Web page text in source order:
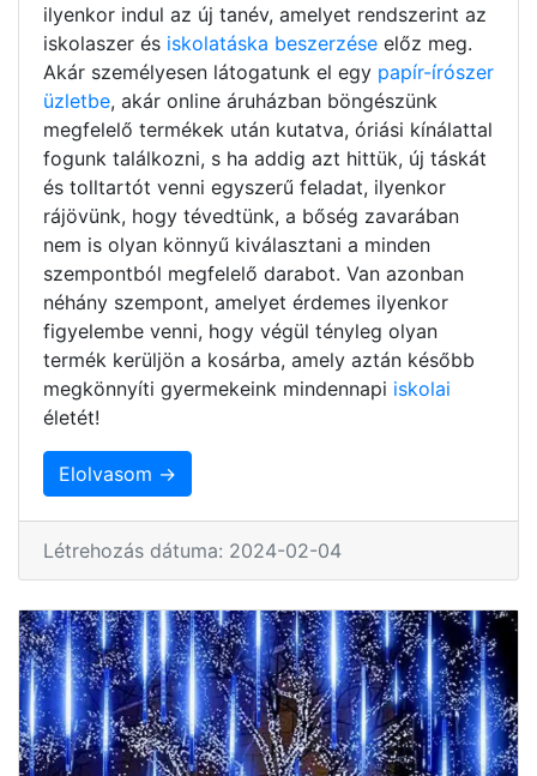
ilyenkor indul az új tanév, amelyet rendszerint az
iskolaszer és iskolatáska beszerzése előz meg.
Akár személyesen látogatunk el egy papír-írószer
üzletbe, akár online áruházban böngészünk
megfelelő termékek után kutatva, óriási kínálattal
fogunk találkozni, s ha addig azt hittük, új táskát
és tolltartót venni egyszerű feladat, ilyenkor
rájövünk, hogy tévedtünk, a bőség zavarában
nem is olyan könnyű kiválasztani a minden
szempontból megfelelő darabot. Van azonban
néhány szempont, amelyet érdemes ilyenkor
figyelembe venni, hogy végül tényleg olyan
termék kerüljön a kosárba, amely aztán később
megkönnyíti gyermekeink mindennapi iskolai
életét!
Elolvasom →
Létrehozás dátuma: 2024-02-04